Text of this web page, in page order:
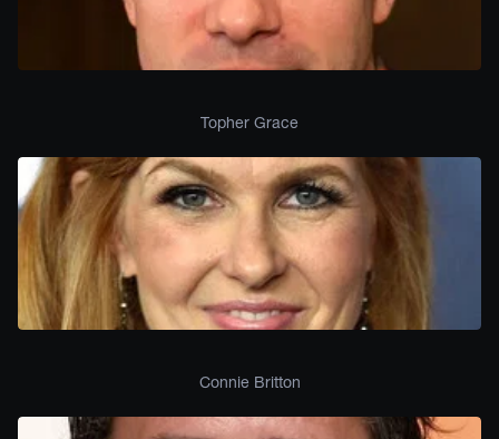
Topher Grace
Connie Britton